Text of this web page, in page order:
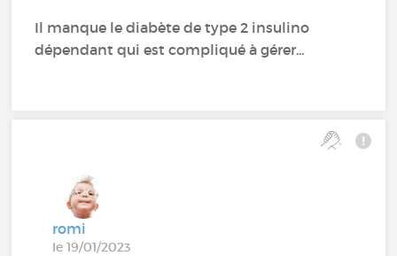
Il manque le diabète de type 2 insulino
dépendant qui est compliqué à gérer...
romi
le 19/01/2023